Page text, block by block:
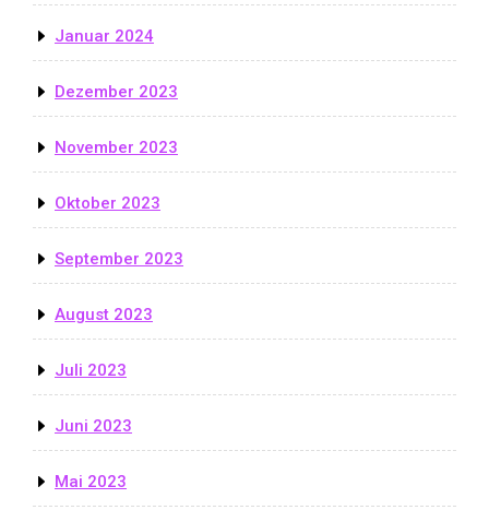
Januar 2024
Dezember 2023
November 2023
Oktober 2023
September 2023
August 2023
Juli 2023
Juni 2023
Mai 2023